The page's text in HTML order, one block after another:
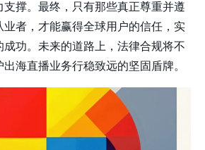
支撑。最终，只有那些真正尊重并遵
业者，才能赢得全球用户的信任，实
功。未来的道路上，法律合规将不
海直播业务行稳致远的坚固盾牌。